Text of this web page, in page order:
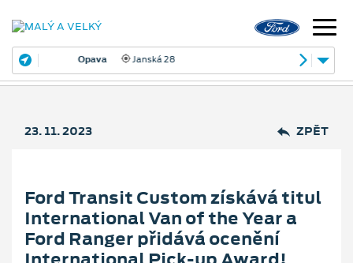
Opava Janská 28
23. 11. 2023 ZPĚT
Ford Transit Custom získává titul
International Van of the Year a
Ford Ranger přidává ocenění